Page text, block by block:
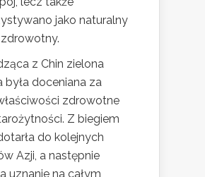
jako naturalny
z Chin zielona
była doceniana za
zdrowotne
Z biegiem
do kolejnych
Azji, a następnie
uznanie na całym